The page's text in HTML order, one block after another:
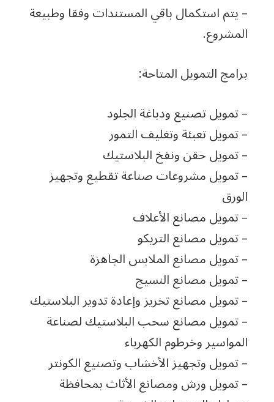
– يتم استكمال باقي المستندات وفقا وطبيعة
المشروع.
برامج التمويل المتاحة:
– تمويل تصنيع ودباغة الجلود
– تمويل تعبئة وتغليف التمور
– تمويل حقن ونفخ البلاستيك
– تمويل مشروعات صناعة تقطيع وتجهيز
الورق
– تمويل مصانع الأعلاف
– تمويل مصانع التريكو
– تمويل مصانع الملابس الجاهزة
– تمويل مصانع النسيج
– تمويل مصانع تخريز وإعادة تدوير البلاستيك
– تمويل مصانع سحب البلاستيك لصناعة
المواسير وخرطوم الكهرباء
– تمويل وتجهيز الأخشاب وتصنيع الكونتر
– تمويل ورش ومصانع الأثاث بمحافظة